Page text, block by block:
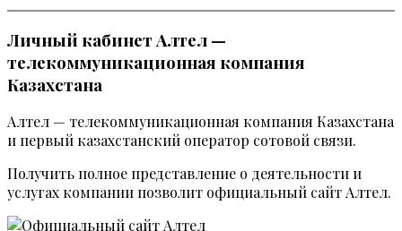
Личный кабинет Алтел —
телекоммуникационная компания
Казахстана
Алтел — телекоммуникационная компания Казахстана
и первый казахстанский оператор сотовой связи.
Получить полное представление о деятельности и
услугах компании позволит официальный сайт Алтел.